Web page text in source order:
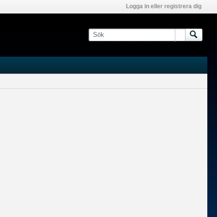
Logga in eller registrera dig